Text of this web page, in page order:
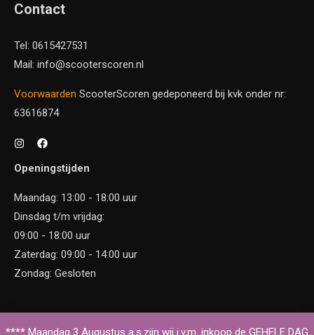
**** Maandag 3 Augustus a.s.zijn wij i.v.m. inkoop de GEHELE DAG
Contact
Tel: 0615427531
Mail: info@scooterscoren.nl
Voorwaarden ScooterScoren gedeponeerd bij kvk onder nr:
63616874
Openingstijden
Maandag: 13:00 - 18:00 uur
Dinsdag t/m vrijdag:
09:00 - 18:00 uur
Zaterdag: 09:00 - 14:00 uur
Zondag: Gesloten